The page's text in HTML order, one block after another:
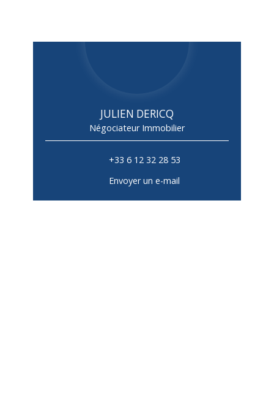
JULIEN DERICQ
Négociateur Immobilier
+33 6 12 32 28 53
Envoyer un e-mail